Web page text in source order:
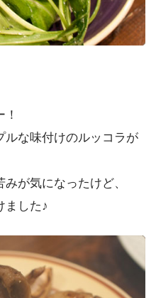
ルな味付けのルッコラが
が気になったけど、
ました♪